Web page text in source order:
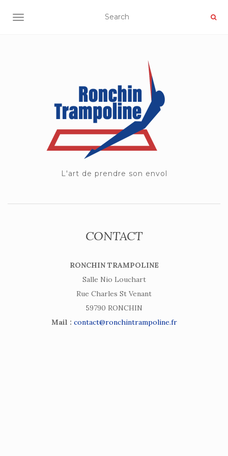
OUVRIR/FERMER LA NAVIGATION
L'art de prendre son envol
CONTACT
RONCHIN TRAMPOLINE
Salle Nio Louchart
Rue Charles St Venant
59790 RONCHIN
Mail : contact@ronchintrampoline.fr